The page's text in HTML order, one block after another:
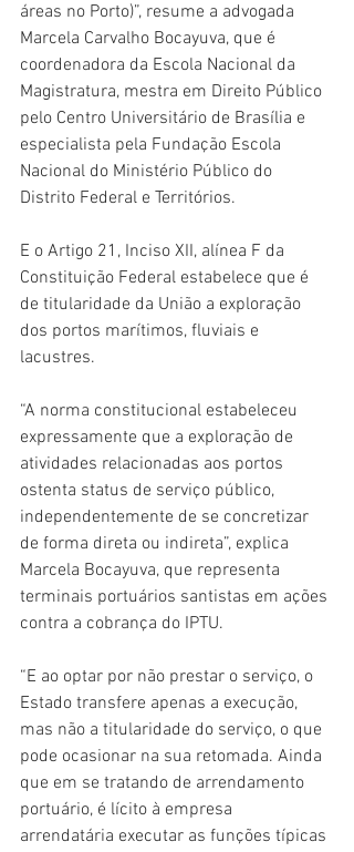
áreas no Porto)”, resume a advogada
Marcela Carvalho Bocayuva, que é
coordenadora da Escola Nacional da
Magistratura, mestra em Direito Público
pelo Centro Universitário de Brasília e
especialista pela Fundação Escola
Nacional do Ministério Público do
Distrito Federal e Territórios.
E o Artigo 21, Inciso XII, alínea F da
Constituição Federal estabelece que é
de titularidade da União a exploração
dos portos marítimos, fluviais e
lacustres.
“A norma constitucional estabeleceu
expressamente que a exploração de
atividades relacionadas aos portos
ostenta status de serviço público,
independentemente de se concretizar
de forma direta ou indireta”, explica
Marcela Bocayuva, que representa
terminais portuários santistas em ações
contra a cobrança do IPTU.
“E ao optar por não prestar o serviço, o
Estado transfere apenas a execução,
mas não a titularidade do serviço, o que
pode ocasionar na sua retomada. Ainda
que em se tratando de arrendamento
portuário, é lícito à empresa
arrendatária executar as funções típicas